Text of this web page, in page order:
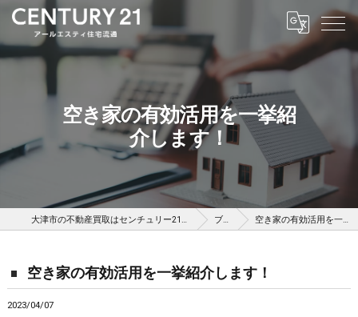
空き家の有効活用を一挙紹
介します！
大津市の不動産買取はセンチュリー21アールエスティ住宅流通 ブログ 空き家の有効活用を一挙紹介します！
空き家の有効活用を一挙紹介します！
2023/04/07